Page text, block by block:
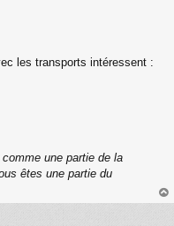
les transports intéressent :
une partie de la
êtes une partie du
au